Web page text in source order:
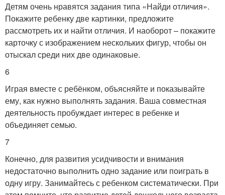
Детям очень нравятся задания типа «Найди отличия».
Покажите ребенку две картинки, предложите
рассмотреть их и найти отличия. И наоборот – покажите
карточку с изображением нескольких фигур, чтобы он
отыскал среди них две одинаковые.
6
Играя вместе с ребёнком, объясняйте и показывайте
ему, как нужно выполнять задания. Ваша совместная
деятельность пробуждает интерес в ребенке и
объединяет семью.
7
Конечно, для развития усидчивости и внимания
недостаточно выполнить одно задание или поиграть в
одну игру. Занимайтесь с ребенком систематически. При